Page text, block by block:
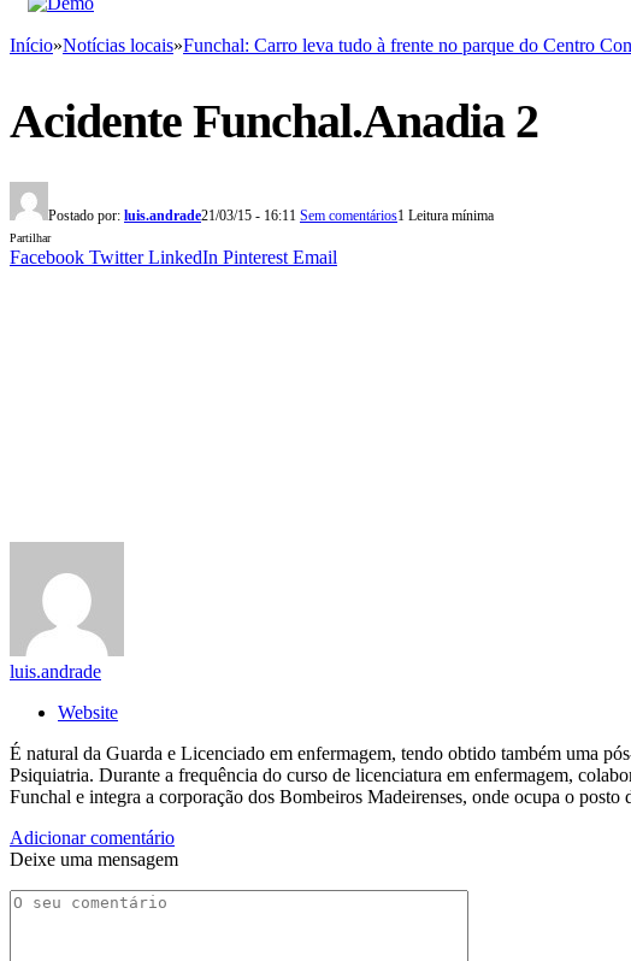
Início»Notícias locais»Funchal: Carro leva tudo à frente no parque do Centro
Acidente Funchal.Anadia 2
Postado por: luis.andrade21/03/15 - 16:11 Sem comentários1 Leitura mínima
Partilhar
Facebook Twitter LinkedIn Pinterest Email
luis.andrade
Website
É natural da Guarda e Licenciado em enfermagem, tendo obtido também uma
Psiquiatria. Durante a frequência do curso de licenciatura em enfermagem,
Funchal e integra a corporação dos Bombeiros Madeirenses, onde ocupa o posto
Adicionar comentário
Deixe uma mensagem